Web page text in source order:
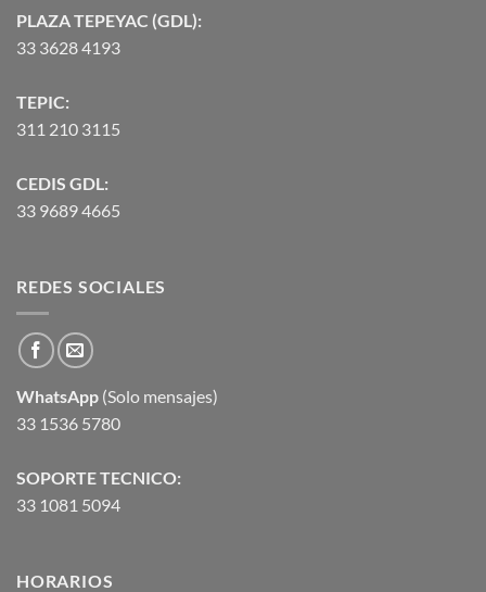
PLAZA TEPEYAC (GDL):
33 3628 4193
TEPIC:
311 210 3115
CEDIS GDL:
33 9689 4665
REDES SOCIALES
WhatsApp (Solo mensajes)
33 1536 5780
SOPORTE TECNICO:
33 1081 5094
HORARIOS